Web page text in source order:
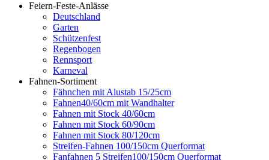
Feiern-Feste-Anlässe
Deutschland
Garten
Schützenfest
Regenbogen
Rennsport
Karneval
Fahnen-Sortiment
Fähnchen mit Alustab 15/25cm
Fahnen40/60cm mit Wandhalter
Fahnen mit Stock 40/60cm
Fahnen mit Stock 60/90cm
Fahnen mit Stock 80/120cm
Streifen-Fahnen 100/150cm Querformat
Fanfahnen 5 Streifen100/150cm Querformat